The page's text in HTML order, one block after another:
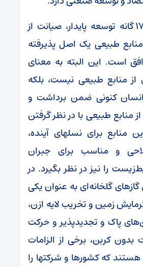
مطابق اصول ۱۷ گانه توسعه پایدار، صیانت از
طبیعی یک اصل پذیرفته
است. این البته به معنای
از منابع طبیعی نیست، بلکه
کنونی ضمن برداشت و
منابع طبیعی با در نظر گرفتن
منابع برای نسلهای آینده،
و مناسب برای جبران
را نیز در نظر بگیرد. در
گازهای گلخانه‌ای به عنوان یکی
زمین و تخریب لایه ازن،
پاک و تجدیدپذیر و حرکت
کربن، برخی از الزامات
که کشورها و شرکتها را